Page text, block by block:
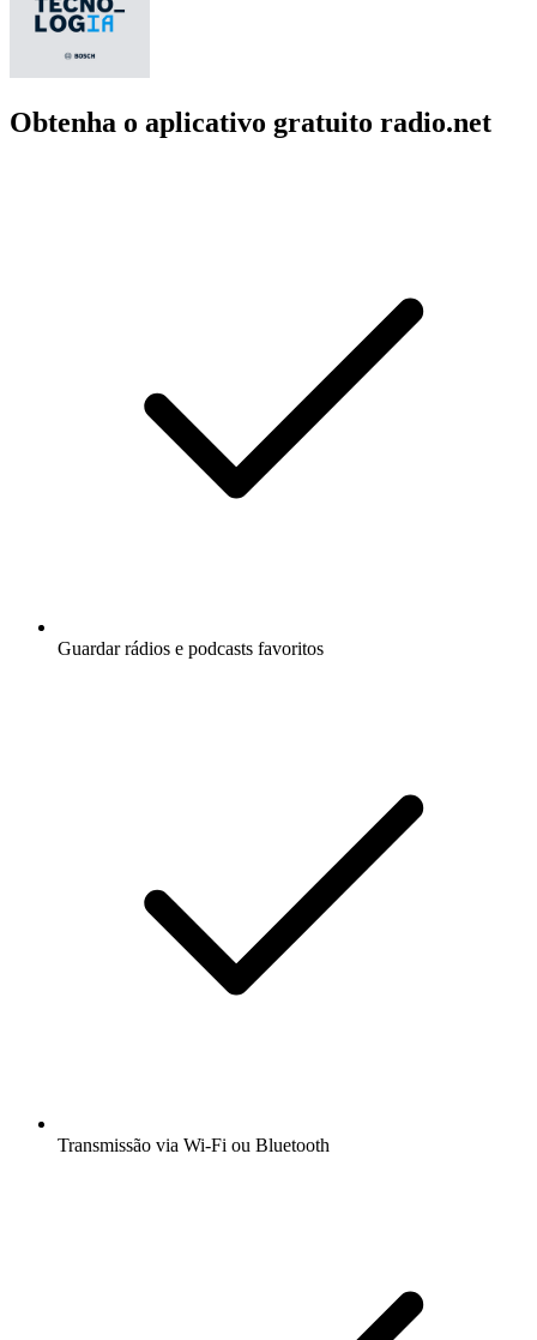
Obtenha o aplicativo gratuito radio.net
Guardar rádios e podcasts favoritos
Transmissão via Wi-Fi ou Bluetooth